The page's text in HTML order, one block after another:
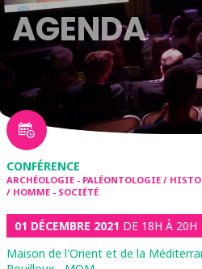
AGENDA
CONFÉRENCE
ARCHÉOLOGIE - PALÉONTOLOGIE /
/ HOMME - SOCIÉTÉ
01 DÉCEMBRE 2021 DE 18H À 20H
Maison de l'Orient et de la